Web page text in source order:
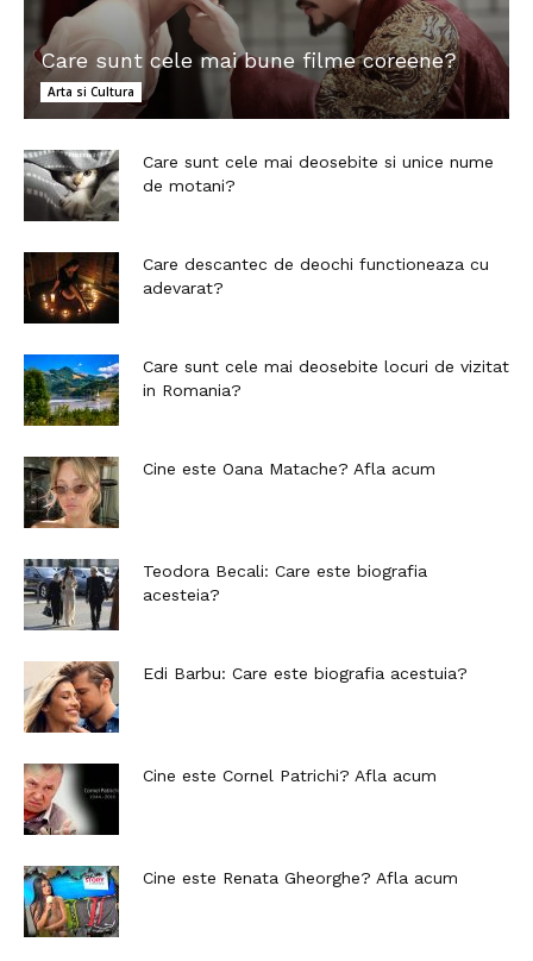
Care sunt cele mai bune filme coreene?
Arta si Cultura
Care sunt cele mai deosebite si unice nume
de motani?
Care descantec de deochi functioneaza cu
adevarat?
Care sunt cele mai deosebite locuri de vizitat
in Romania?
Cine este Oana Matache? Afla acum
Teodora Becali: Care este biografia
acesteia?
Edi Barbu: Care este biografia acestuia?
Cine este Cornel Patrichi? Afla acum
Cine este Renata Gheorghe? Afla acum